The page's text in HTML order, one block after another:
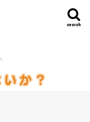
search